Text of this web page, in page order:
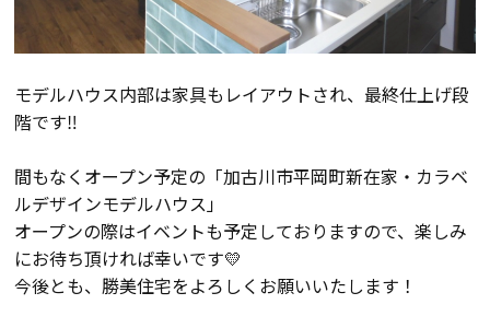
モデルハウス内部は家具もレイアウトされ、最終仕上げ段
階です‼
間もなくオープン予定の「加古川市平岡町新在家・カラベ
ルデザインモデルハウス」
オープンの際はイベントも予定しておりますので、楽しみ
にお待ち頂ければ幸いです💛
今後とも、勝美住宅をよろしくお願いいたします！